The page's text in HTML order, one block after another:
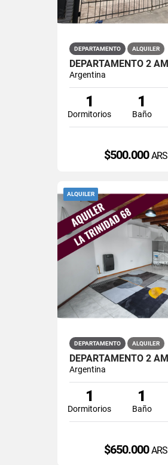
DEPARTAMENTO ALQUILER
Argentina
1
Dormitorios
1
Baño
$500.000ARS
ALQUILER
DEPARTAMENTO ALQUILER
Argentina
1
Dormitorios
1
Baño
$650.000ARS